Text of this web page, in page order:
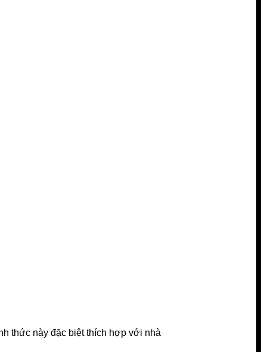
thức này đặc biệt thích hợp với nhà